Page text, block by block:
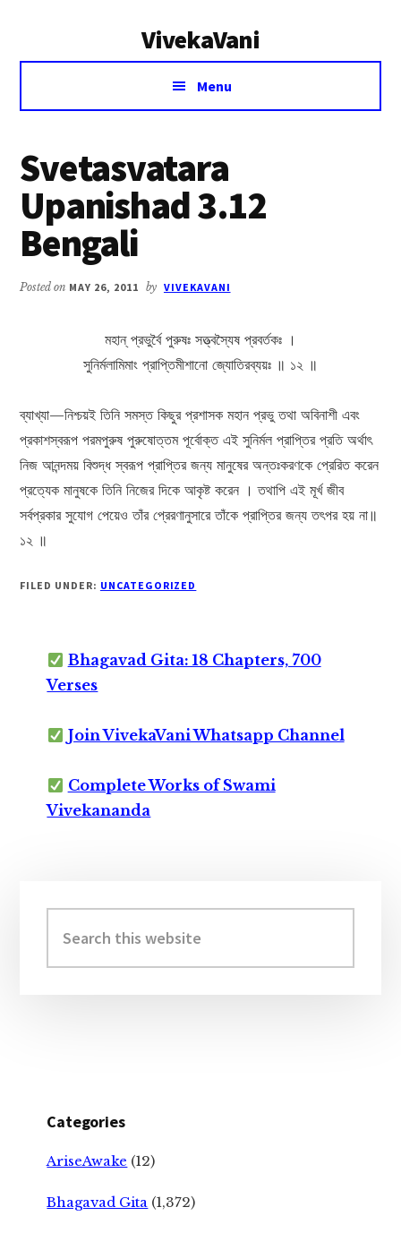
VivekaVani
Voice
Vivekananda
Menu
Svetasvatara
Upanishad 3.12
Bengali
Posted on MAY 26, 2011 by VIVEKAVANI
মহান্ প্রভুর্বৈ পুরুষঃ সত্ত্বস্যৈষ প্রবর্তকঃ ।
সুনির্মলামিমাং প্রাপ্তিমীশানো জ্যোতিরব্যয়ঃ ॥ ১২ ॥
ব্যাখ্যা—নিশ্চয়ই তিনি সমস্ত কিছুর প্রশাসক মহান প্রভু তথা অবিনাশী এবং
প্রকাশস্বরূপ পরমপুরুষ পুরুষোত্তম পূর্বোক্ত এই সুনির্মল প্রাপ্তির প্রতি অর্থাৎ
নিজ আনন্দময় বিশুদ্ধ স্বরূপ প্রাপ্তির জন্য মানুষের অন্তঃকরণকে প্রেরিত করেন
প্রত্যেক মানুষকে তিনি নিজের দিকে আকৃষ্ট করেন । তথাপি এই মূর্খ জীব
সর্বপ্রকার সুযোগ পেয়েও তাঁর প্রেরণানুসারে তাঁকে প্রাপ্তির জন্য তৎপর হয় না॥
১২ ॥
FILED UNDER: UNCATEGORIZED
Bhagavad Gita: 18 Chapters, 700
Verses
Join VivekaVani Whatsapp Channel
Complete Works of Swami
Vivekananda
Sidebar
this
website
Categories
AriseAwake (12)
Bhagavad Gita (1,372)